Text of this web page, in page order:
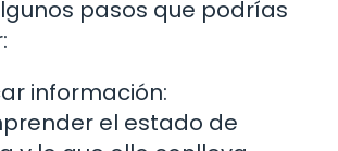
pasos que podrías
información:
el estado de